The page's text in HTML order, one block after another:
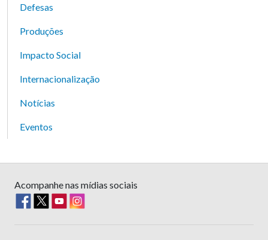
Defesas
Produções
Impacto Social
Internacionalização
Notícias
Eventos
Acompanhe nas mídias sociais